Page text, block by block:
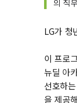
의 직
LG가 청
이 프로
뉴딜 아
선호하
을 제공